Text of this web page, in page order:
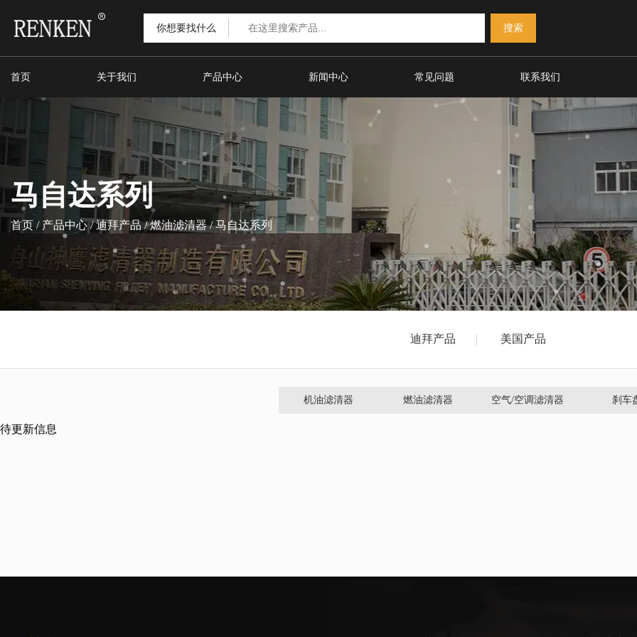
你想要找什么
首页 关于我们 产品中心 新闻中心 常见问题 联系我们
马自达系列
首页 / 产品中心/迪拜产品/燃油滤清器/马自达系列
迪拜产品 美国产品
机油滤清器 燃油滤清器 空气/空调滤清器 刹车
待更新信息